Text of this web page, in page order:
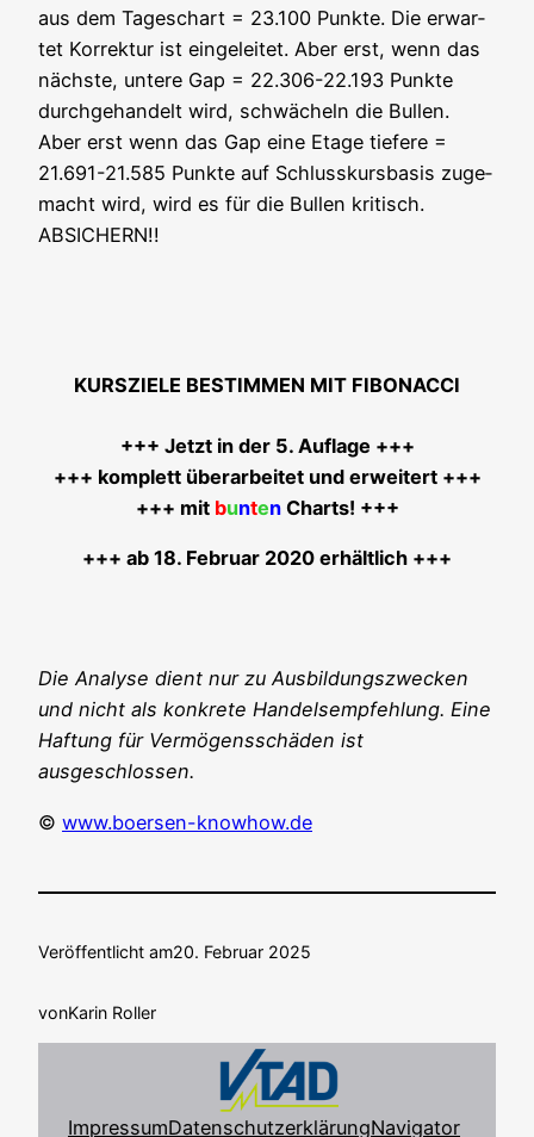
aus dem Tages­chart = 23.100 Punk­te. Die erwar­
tet Kor­rek­tur ist ein­ge­lei­tet. Aber erst, wenn das
nächs­te, unte­re Gap = 22.306-22.193 Punk­te
durch­ge­han­delt wird, schwä­cheln die Bul­len.
Aber erst wenn das Gap eine Eta­ge tie­fe­re =
21.691-21.585 Punk­te auf Schluss­kurs­ba­sis zuge­
macht wird, wird es für die Bul­len kri­tisch.
ABSICHERN!!
KURSZIELE BESTIMMEN MIT FIBONACCI
+++ Jetzt in der 5. Auf­la­ge +++
+++ kom­plett über­ar­bei­tet und erwei­tert +++
+++ mit buntenCharts! +++
+++ ab 18. Febru­ar 2020 erhältlich +++
Die Ana­ly­se dient nur zu Aus­bil­dungs­zwe­cken
und nicht als kon­kre­te Han­dels­emp­feh­lung. Eine
Haf­tung für Ver­mö­gens­schä­den ist
ausgeschlossen.
© www.boersen-knowhow.de
Veröffentlicht am20. Februar 2025
vonKarin Roller
ImpressumDatenschutzerklärungNavigator